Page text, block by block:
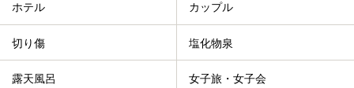
ホテル カップル
切り傷 塩化物泉
露天風呂 女子旅・女子会